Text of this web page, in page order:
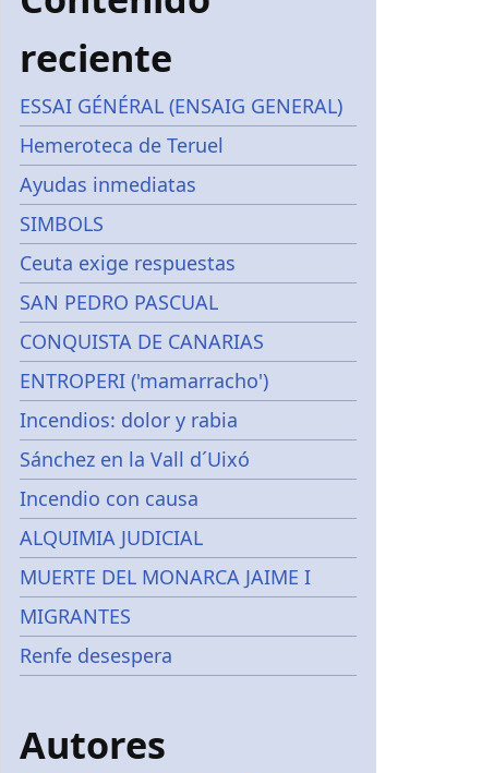
reciente
ESSAI GÉNÉRAL (ENSAIG GENERAL)
Hemeroteca de Teruel
Ayudas inmediatas
SIMBOLS
Ceuta exige respuestas
SAN PEDRO PASCUAL
CONQUISTA DE CANARIAS
ENTROPERI ('mamarracho')
Incendios: dolor y rabia
Sánchez en la Vall d´Uixó
Incendio con causa
ALQUIMIA JUDICIAL
MUERTE DEL MONARCA JAIME I
MIGRANTES
Renfe desespera
Autores